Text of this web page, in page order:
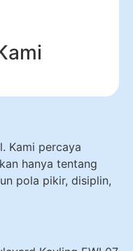
Kami percaya
hanya tentang
pola pikir, disiplin,